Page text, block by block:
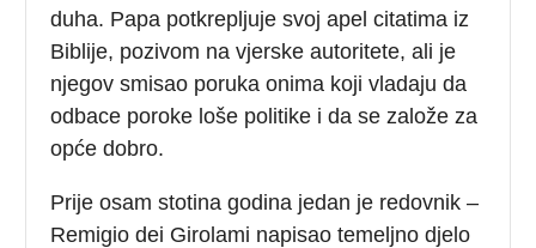
duha. Papa potkrepljuje svoj apel citatima iz
Biblije, pozivom na vjerske autoritete, ali je
njegov smisao poruka onima koji vladaju da
odbace poroke loše politike i da se založe za
opće dobro.
Prije osam stotina godina jedan je redovnik –
Remigio dei Girolami napisao temeljno djelo